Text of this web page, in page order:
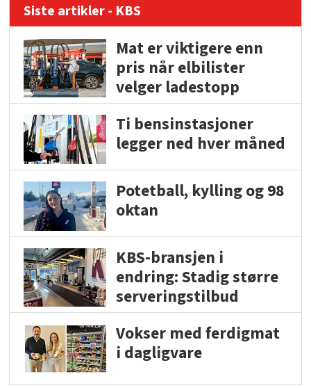
Siste artikler - KBS
Mat er viktigere enn
pris når elbilister
velger ladestopp
Ti bensinstasjoner
legger ned hver måned
Potetball, kylling og 98
oktan
KBS-bransjen i
endring: Stadig større
serveringstilbud
Vokser med ferdigmat
i dagligvare